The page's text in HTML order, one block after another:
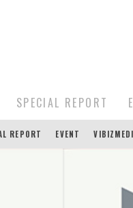
SPECIAL REPORT
REPORT EVENT